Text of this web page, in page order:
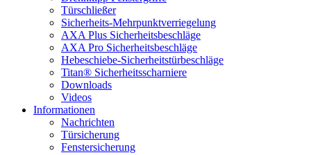
Türschließer
Sicherheits-Mehrpunktverriegelung
AXA Plus Sicherheitsbeschläge
AXA Pro Sicherheitsbeschläge
Hebeschiebe-Sicherheitstürbeschläge
Titan® Sicherheitsscharniere
Downloads
Videos
Informationen
Nachrichten
Türsicherung
Fenstersicherung